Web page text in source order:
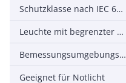
Schutzklasse nach IEC 61140
Leuchte mit begrenzter Oberflächentemperatur D-Zeichen nach EN 60598-2-24
Bemessungsumgebungstemperatur nach IEC 62722-2-1
Geeignet für Notlicht